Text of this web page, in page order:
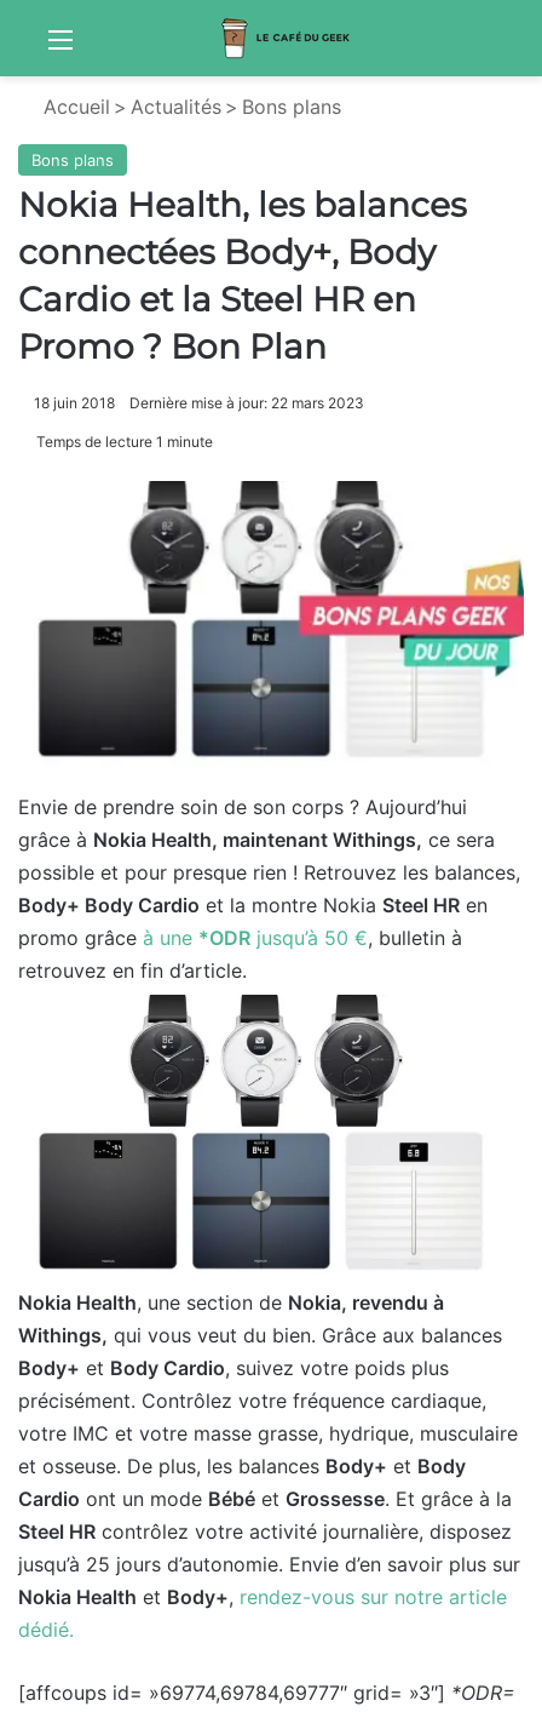
Accueil > Actualités > Bons plans
Bons plans
Nokia Health, les balances
connectées Body+, Body
Cardio et la Steel HR en
Promo ? Bon Plan
18 juin 2018 Dernière mise à jour: 22 mars 2023
Temps de lecture 1 minute
Envie de prendre soin de son corps ? Aujourd’hui
grâce à Nokia Health, maintenant Withings, ce sera
possible et pour presque rien ! Retrouvez les balances,
Body+ Body Cardio et la montre Nokia Steel HR en
promo grâce à une *ODR jusqu’à 50 €, bulletin à
retrouvez en fin d’article.
Nokia Health, une section de Nokia, revendu à
Withings, qui vous veut du bien. Grâce aux balances
Body+ et Body Cardio, suivez votre poids plus
précisément. Contrôlez votre fréquence cardiaque,
votre IMC et votre masse grasse, hydrique, musculaire
et osseuse. De plus, les balances Body+ et Body
Cardio ont un mode Bébé et Grossesse. Et grâce à la
Steel HR contrôlez votre activité journalière, disposez
jusqu’à 25 jours d’autonomie. Envie d’en savoir plus sur
Nokia Health et Body+, rendez-vous sur notre article
dédié.
[affcoups id= »69774,69784,69777″ grid= »3″] *ODR=